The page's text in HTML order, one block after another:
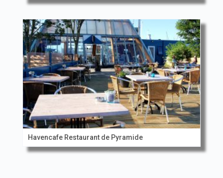
Havencafe Restaurant de Pyramide